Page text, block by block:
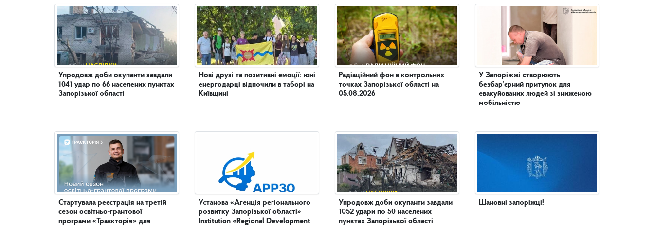
Упродовж доби окупанти завдали
1041 удар по 66 населених пунктах
Запорізької області
Стартувала реєстрація на третій
сезон освітньо-грантової
програми «Траєкторія» для
Нові друзі та позитивні емоції: юні
енергодарці відпочили в таборі на
Київщині
Установа «Агенція регіонального
розвитку Запорізької області»
Institution «Regional Development
Радіаційний фон в контрольних
точках Запорізької області на
05.08.2026
Упродовж доби окупанти завдали
1052 удари по 50 населених
пунктах Запорізької області
У Запоріжжі створюють
безбар’єрний притулок для
евакуйованих людей зі зниженою
мобільністю
Шановні запоріжці!